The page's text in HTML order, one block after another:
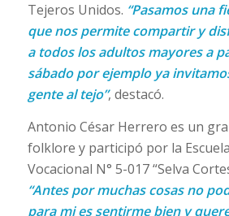
Tejeros Unidos. “Pasamos una
que nos permite compartir y
a todos los adultos mayores a
sábado por ejemplo ya
gente al tejo”, destacó.
Antonio César Herrero es un
folklore y participó por la
Vocacional N° 5-017 “Selva
“Antes por muchas cosas no
para mi es sentirme bien y